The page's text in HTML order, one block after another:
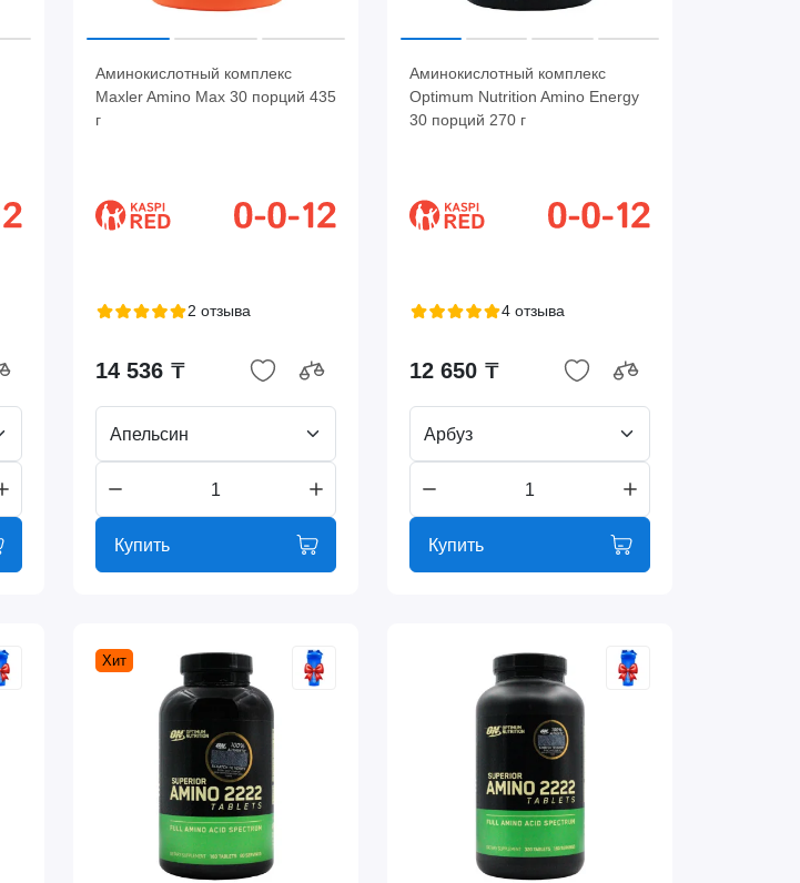
Аминокислотный комплекс
Maxler Amino Max 30 порций 435
г
2 отзыва
14 536 ₸
Апельсин
Купить
Аминокислотный комплекс
Optimum Nutrition Amino Energy
30 порций 270 г
4 отзыва
12 650 ₸
Арбуз
Купить
Хит